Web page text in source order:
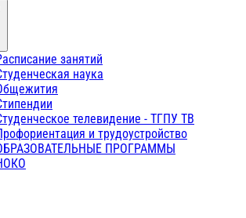
занятий
наука
телевидение - ТГПУ ТВ
и трудоустройство
ПРОГРАММЫ